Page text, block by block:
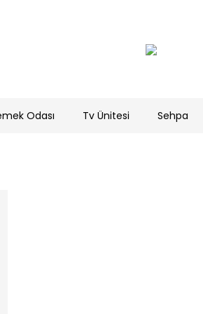
Odası Tv Ünitesi Sehpa